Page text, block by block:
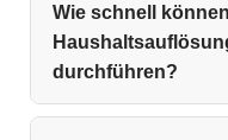
Wie schnell
durchführen?